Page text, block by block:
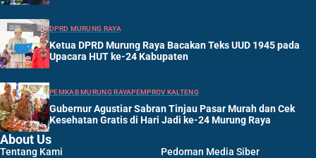
DPRD MURUNG RAYA
Ketua DPRD Murung Raya Bacakan Teks UUD 1945 pada
Upacara HUT ke-24 Kabupaten
PEMKAB MURUNG RAYAPEMPROV KALTENG
Gubernur Agustiar Sabran Tinjau Pasar Murah dan Cek
Kesehatan Gratis di Hari Jadi ke-24 Murung Raya
About Us
Tentang Kami
Pedoman Media Siber